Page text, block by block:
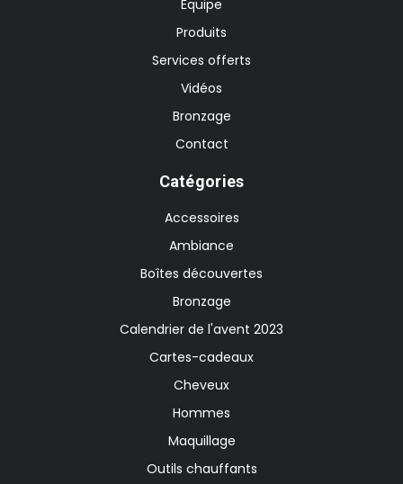
Équipe
Produits
Services offerts
Vidéos
Bronzage
Contact
Catégories
Accessoires
Ambiance
Boîtes découvertes
Bronzage
Calendrier de l'avent 2023
Cartes-cadeaux
Cheveux
Hommes
Maquillage
Outils chauffants